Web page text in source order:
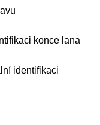
konce lana
identifikaci